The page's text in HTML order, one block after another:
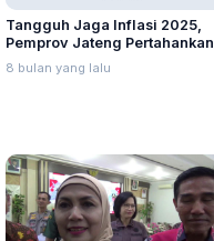
Tangguh Jaga Inflasi 2025,
Pemprov Jateng Pertahankan
TPID Terbaik Tingkat Provinsi
8 bulan yang lalu